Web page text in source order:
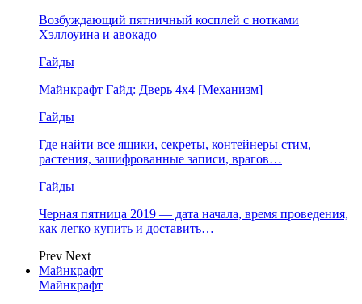
Возбуждающий пятничный косплей с нотками
Хэллоуина и авокадо
Гайды
Майнкрафт Гайд: Дверь 4х4 [Механизм]
Гайды
Где найти все ящики, секреты, контейнеры стим,
растения, зашифрованные записи, врагов…
Гайды
Черная пятница 2019 — дата начала, время проведения,
как легко купить и доставить…
Prev Next
Майнкрафт
Майнкрафт